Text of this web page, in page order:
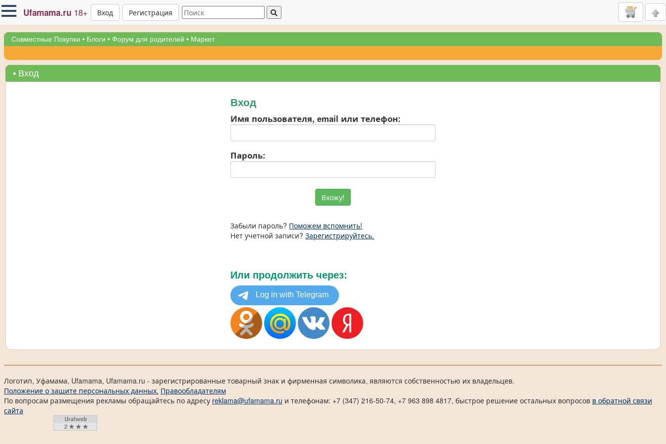
Ufamama.ru 18+ Вход Регистрация
Совместные Покупки • Блоги • Форум для родителей • Маркет
• Вход
Вход
Имя пользователя, email или телефон:
Пароль:
Забыли пароль? Поможем вспомнить!
Нет учетной записи?Зарегистрируйтесь.
Или продолжить через:
Логотип, Уфамама, Ufamama, Ufamama.ru - зарегистрированные товарный знак и фирменная символика, являются собственностью их владельцев.
Положение о защите персональных данных. Правообладателям
По вопросам размещения рекламы обращайтесь по адресу reklama@ufamama.ru и телефонам: +7 (347) 216-50-74, +7 963 898 4817, быстрое решение остальных вопросов в обратной связи
сайта